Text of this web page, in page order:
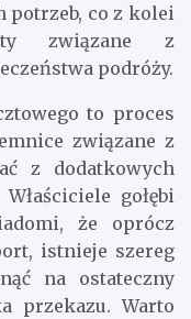
co z kolei
związane z
podróży.
to proces
związane z
z dodatkowych
gołębi
że oprócz
istnieje szereg
na ostateczny
przekazu. Warto